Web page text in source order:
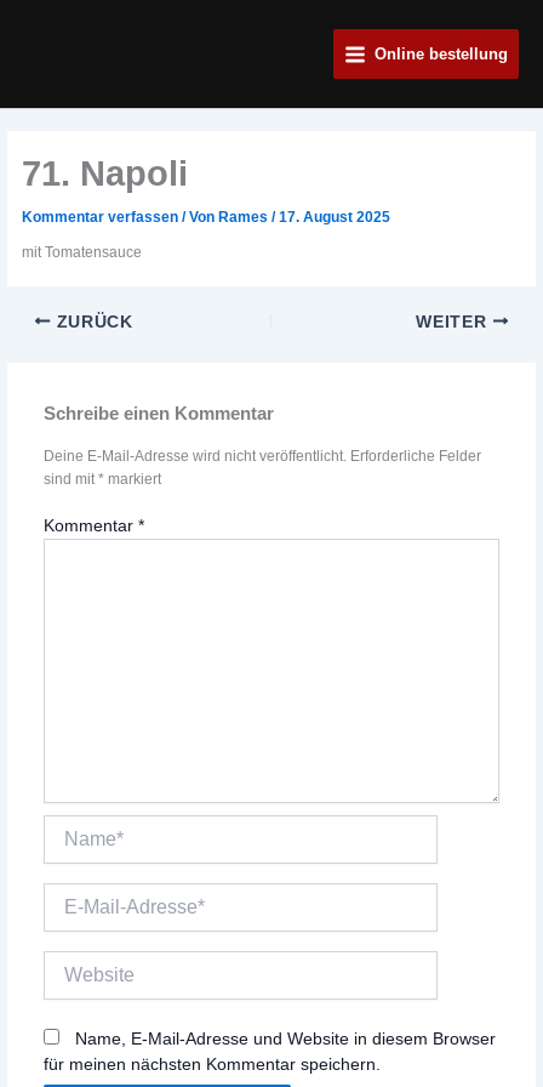
MenuOnline bestellung
71. Napoli
Kommentar verfassen / VonRames/17. August 2025
mit Tomatensauce
ZURÜCK WEITER
Schreibe einen Kommentar
Deine E-Mail-Adresse wird nicht veröffentlicht. Erforderliche Felder
sind mit* markiert
Kommentar*
Name*
Mail-
Name, E-Mail-Adresse und Website in diesem Browser
für meinen nächsten Kommentar speichern.